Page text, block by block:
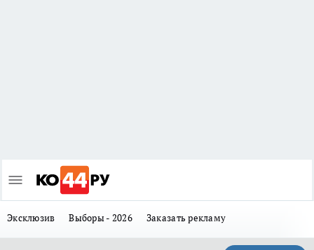
Эксклюзив Выборы - 2026 Заказать рекламу